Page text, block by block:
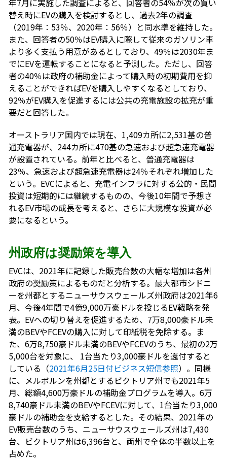
年7月に実施した調査によると、回答者の54％が次の買い
替え時にEVの購入を検討するとし、過去2年の調査
（2019年：53％、2020年：56％）と同水準を維持した。
また、回答者の50％はEV購入に際して従来のガソリン車
より多く支払う用意があるとしており、49％は2030年ま
でにEVを運転することになると予測した。ただし、回答
者の40％は政府の補助金によって購入時の初期費用を抑
えることができればEVを購入しやすくなるとしており、
92％がEV購入を促進するには公共の充電施設の拡充が重
要だと回答した。
オーストラリア国内では現在、1,409カ所に2,531基の普
通充電器が、244カ所に470基の急速および超急速充電器
が設置されている。前年と比べると、普通充電器は
23％、急速および超急速充電器は24％それぞれ増加した
という。EVCによると、充電インフラに対する公的・民間
投資は短期的には継続するものの、今後10年間で予想さ
れるEV市場の成長を考えると、さらに大規模な投資が必
要になるという。
州政府は奨励策を導入
EVCは、2021年に記録した販売台数の大幅な増加は各州
政府の奨励策によるものだと分析する。最大都市シドニ
ーを州都とするニューサウスウェールズ州政府は2021年6
月、今後4年間で4億9,000万豪ドルを投じるEV戦略を発
表。EVへの切り替えを促進するため、7万8,000豪ドル未
満のBEVやFCEVの購入に対して印紙税を免除する。ま
た、6万8,750豪ドル未満のBEVやFCEVのうち、最初の2万
5,000台を対象に、 1台当たり3,000豪ドルを還付すると
している（2021年6月25日付ビジネス短信参照）。同様
に、メルボルンを州都とするビクトリア州でも2021年5
月、総額4,600万豪ドルの補助金プログラムを導入。6万
8,740豪ドル未満のBEVやFCEVに対して、1台当たり3,000
豪ドルの補助金を支給するとした。その結果、2021年の
EV販売台数のうち、ニューサウスウェールズ州は7,430
台、ビクトリア州は6,396台と、両州で全体の半数以上を
占めた。